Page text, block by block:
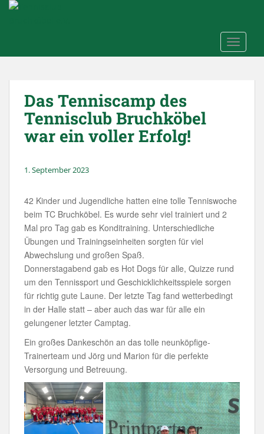
Skip to main content
Das Tenniscamp des
Tennisclub Bruchköbel
war ein voller Erfolg!
1. September 2023
42 Kinder und Jugendliche hatten eine tolle Tenniswoche
beim TC Bruchköbel. Es wurde sehr viel trainiert und 2
Mal pro Tag gab es Konditraining. Unterschiedliche
Übungen und Trainingseinheiten sorgten für viel
Abwechslung und großen Spaß.
Donnerstagabend gab es Hot Dogs für alle, Quizze rund
um den Tennissport und Geschicklichkeitsspiele sorgen
für richtig gute Laune. Der letzte Tag fand wetterbedingt
in der Halle statt – aber auch das war für alle ein
gelungener letzter Camptag.
Ein großes Dankeschön an das tolle neunköpfige-
Trainerteam und Jörg und Marion für die perfekte
Versorgung und Betreuung.